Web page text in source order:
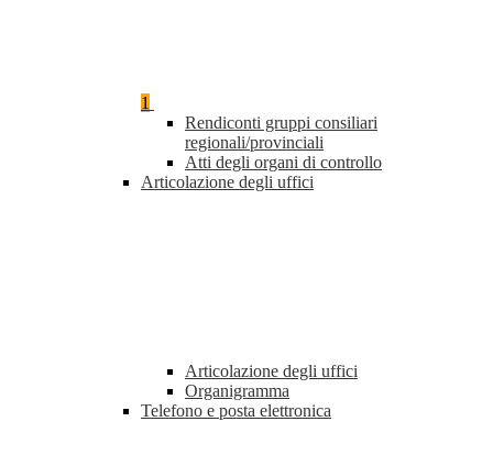
1
Rendiconti gruppi consiliari
regionali/provinciali
Atti degli organi di controllo
Articolazione degli uffici
Articolazione degli uffici
Organigramma
Telefono e posta elettronica